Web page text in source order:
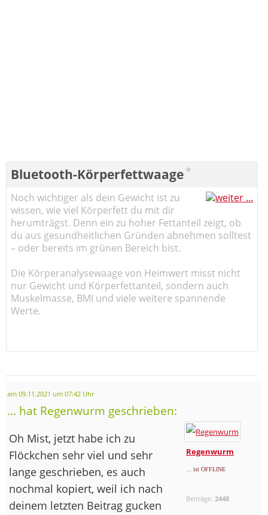
Bluetooth-Körperfettwaage*
Noch wichtiger als dein Gewicht ist zu
wissen, wie viel Körperfett du mit dir
herumträgst. Denn ein zu hoher Fettanteil zeigt, ob
du aus gesundheitlichen Gründen abnehmen solltest
– oder bereits im grünen Bereich bist.
Die Körperanalysewaage von Heimwert misst nicht
nur Gewicht und Körperfettanteil, sondern auch
Muskelmasse, BMI und viele weitere spannende
Werte.
am 09.11.2021 um 07:42 Uhr
... hat Regenwurm geschrieben:
Regenwurm
... ist OFFLINE
Beiträge: 2448
Oh Mist, jetzt habe ich zu
Flöckchen sehr viel und sehr
lange geschrieben, es auch
nochmal kopiert, weil ich nach
deinem letzten Beitrag gucken